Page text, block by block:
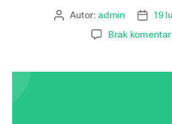
Autor: admin
19
Brak